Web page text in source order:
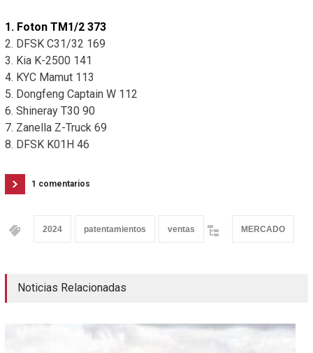
1. Foton TM1/2 373
2. DFSK C31/32 169
3. Kia K-2500 141
4. KYC Mamut 113
5. Dongfeng Captain W 112
6. Shineray T30 90
7. Zanella Z-Truck 69
8. DFSK K01H 46
1 comentarios
2024 patentamientos ventas MERCADO
Noticias Relacionadas